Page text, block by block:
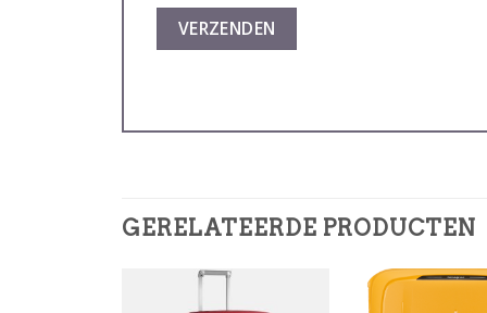
GERELATEERDE PRODUCTEN